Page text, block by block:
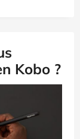
Kobo ?